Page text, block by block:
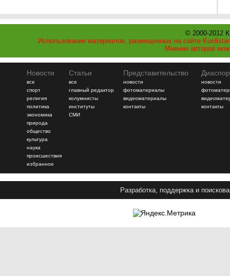
© 2000-2012
Использование материалов, размещенных на сайте
Мнение авторов
Новости
все
спорт
религия
политика
экономика
природа
общество
культура
наука
происшествия
избранное
Статьи
все
главный редактор
колумнисты
институты
СМИ
Представительство
новости
фотоматериалы
видеоматериалы
контакты
новости
контакты
Разработка, поддержка и